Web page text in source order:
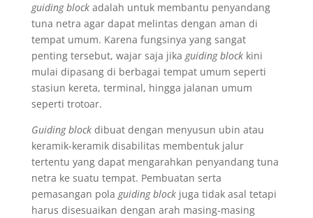
guiding blockadalah untuk membantu penyandang
tuna netra agar dapat melintas dengan aman di
tempat umum. Karena fungsinya yang sangat
penting tersebut, wajar saja jika guiding blockkini
mulai dipasang di berbagai tempat umum seperti
stasiun kereta, terminal, hingga jalanan umum
seperti trotoar.
Guiding blockdibuat dengan menyusun ubin atau
keramik-keramik disabilitas membentuk jalur
tertentu yang dapat mengarahkan penyandang tuna
netra ke suatu tempat. Pembuatan serta
pemasangan pola guiding blockjuga tidak asal tetapi
harus disesuaikan dengan arah masing-masing